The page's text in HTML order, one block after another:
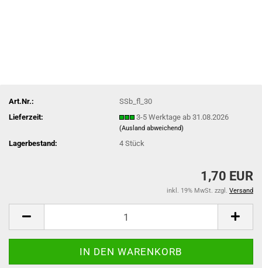
Art.Nr.:
SSb_fl_30
Lieferzeit:
3-5 Werktage ab 31.08.2026
(Ausland abweichend)
Lagerbestand: 4Stück
1,70 EUR
inkl. 19% MwSt. zzgl. Versand